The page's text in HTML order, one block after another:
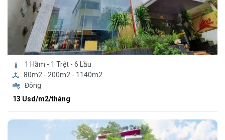
1 Hầm - 1 Trệt - 6 Lầu
80m2 - 200m2 - 1140m2
Đông
13 Usd/m2/tháng